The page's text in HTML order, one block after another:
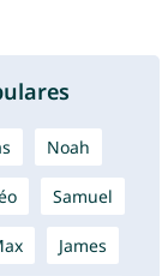
Noah
Samuel
James